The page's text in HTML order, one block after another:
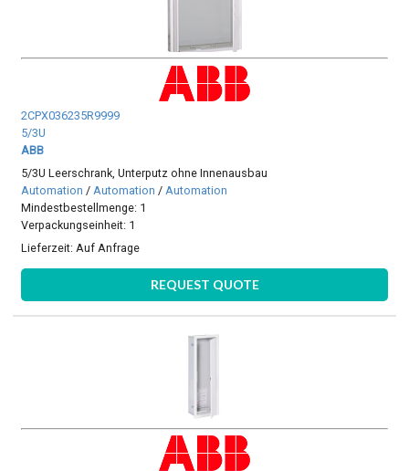
2CPX036235R9999
5/3U
ABB
5/3U Leerschrank, Unterputz ohne Innenausbau
Automation /Automation /Automation
Mindestbestellmenge: 1
Verpackungseinheit: 1
Lieferzeit:Auf Anfrage
REQUEST QUOTE